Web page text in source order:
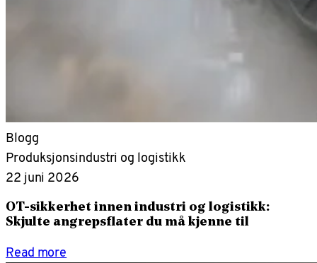
Blogg
Produksjonsindustri og logistikk
22 juni 2026
OT-sikkerhet innen industri og logistikk:
Skjulte angrepsflater du må kjenne til
Read more